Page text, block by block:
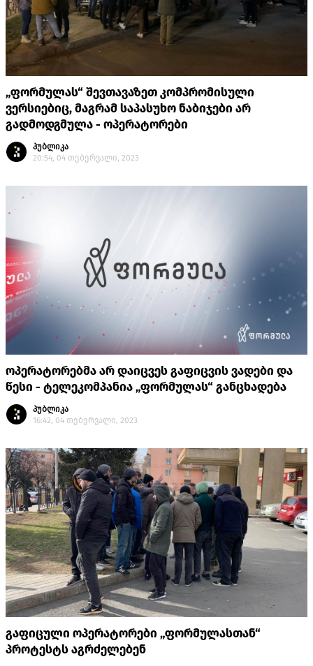
„ფორმულას“ შევთავაზეთ კომპრომისული
ვერსიებიც, მაგრამ საპასუხო ნაბიჯები არ
გადმოდგმულა - ოპერატორები
პუბლიკა
20:54, 04 თებერვალი, 2023
ოპერატორებმა არ დაიცვეს გაფიცვის ვადები და
წესი - ტელეკომპანია „ფორმულას“ განცხადება
პუბლიკა
16:42, 04 თებერვალი, 2023
გაფიცული ოპერატორები „ფორმულასთან“
პროტესტს აგრძელებენ